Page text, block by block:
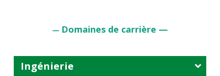
— Domaines de carrière —
Ingénierie